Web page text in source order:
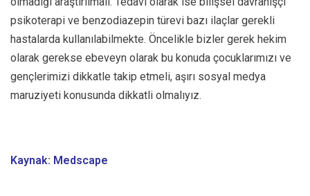
psikoterapi ve benzodiazepin türevi bazı ilaçlar gerekli
hastalarda kullanılabilmekte. Öncelikle bizler gerek hekim
olarak gerekse ebeveyn olarak bu konuda çocuklarımızı ve
gençlerimizi dikkatle takip etmeli, aşırı sosyal medya
maruziyeti konusunda dikkatli olmalıyız.
Kaynak: Medscape